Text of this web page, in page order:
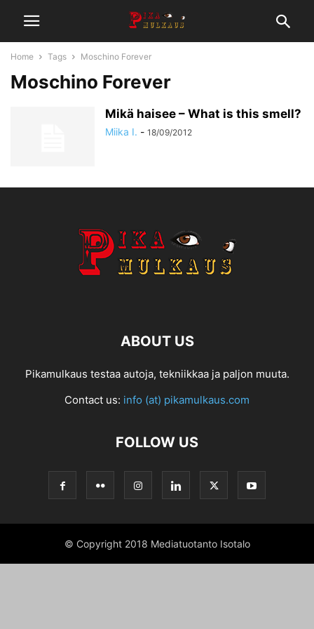
Home Tags Moschino Forever
Moschino Forever
Mikä haisee – What is this smell?
Miika I. - 18/09/2012
ABOUT US
Pikamulkaus testaa autoja, tekniikkaa ja paljon muuta.
Contact us: info (at) pikamulkaus.com
FOLLOW US
© Copyright 2018 Mediatuotanto Isotalo